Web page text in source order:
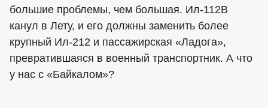
большие проблемы, чем большая. Ил-112В
канул в Лету, и его должны заменить более
крупный Ил-212 и пассажирская «Ладога»,
превратившаяся в военный транспортник. А что
у нас с «Байкалом»?